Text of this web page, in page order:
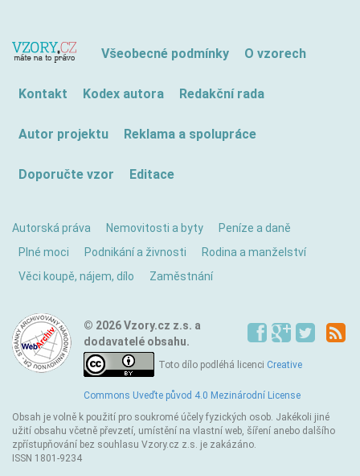
Všeobecné podmínky O vzorech
Kontakt Kodex autora Redakční rada
Autor projektu Reklama a spolupráce
Doporučte vzor Editace
Autorská práva Nemovitosti a byty
Peníze a daně
Plné moci
Podnikání a živnosti
Rodina a manželství
Věci koupě, nájem, dílo
Zaměstnání
© 2026 Vzory.cz z.s. a
dodavatelé obsahu.
Toto dílo podléhá licenci Creative
Commons Uveďte původ 4.0 Mezinárodní License
Obsah je volně k použití pro soukromé účely fyzických osob. Jakékoli jiné
užití obsahu včetně převzetí, umístění na vlastní web, šíření anebo dalšího
zpřístupňování bez souhlasu Vzory.cz z.s. je zakázáno.
ISSN 1801-9234